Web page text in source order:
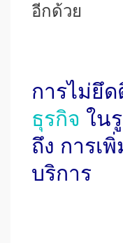
อีกด้วย
การไม่ยึ
ธุรกิจ ใน
ถึง การเ
บริการ